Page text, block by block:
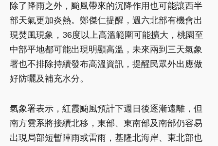
除了降雨之外，颱風帶來的沉降作用也可能讓西半
部天氣更加炎熱。鄭傑仁提醒，週六北部有機會出
現焚風現象，36度以上高溫範圍可能擴大，桃園至
中部平地都可能出現明顯高溫，未來兩到三天氣象
署也不排除持續發布高溫資訊，提醒民眾外出應做
好防曬及補充水分。
氣象署表示，紅霞颱風預計下週日後逐漸遠離，但
南方雲系將接續北移，東部、東南部及南部仍容易
出現局部短暫陣雨或雷雨，基隆北海岸、東北部也